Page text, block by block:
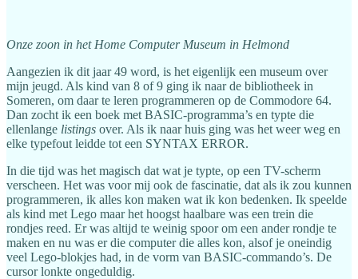
Onze zoon in het Home Computer Museum in Helmond
Aangezien ik dit jaar 49 word, is het eigenlijk een museum over
mijn jeugd. Als kind van 8 of 9 ging ik naar de bibliotheek in
Someren, om daar te leren programmeren op de Commodore 64.
Dan zocht ik een boek met BASIC-programma’s en typte die
ellenlange listings over. Als ik naar huis ging was het weer weg en
elke typefout leidde tot een SYNTAX ERROR.
In die tijd was het magisch dat wat je typte, op een TV-scherm
verscheen. Het was voor mij ook de fascinatie, dat als ik zou kunnen
programmeren, ik alles kon maken wat ik kon bedenken. Ik speelde
als kind met Lego maar het hoogst haalbare was een trein die
rondjes reed. Er was altijd te weinig spoor om een ander rondje te
maken en nu was er die computer die alles kon, alsof je oneindig
veel Lego-blokjes had, in de vorm van BASIC-commando’s. De
cursor lonkte ongeduldig.